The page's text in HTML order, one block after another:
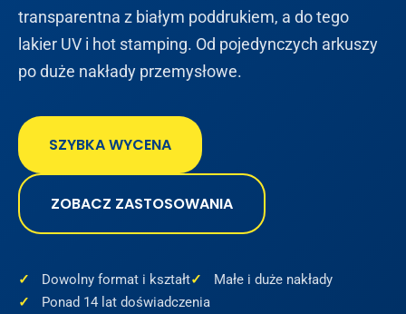
transparentna z białym poddrukiem, a do tego
lakier UV i hot stamping. Od pojedynczych arkuszy
po duże nakłady przemysłowe.
SZYBKA WYCENA
ZOBACZ ZASTOSOWANIA
Dowolny format i kształt
Małe i duże nakłady
Ponad 14 lat doświadczenia